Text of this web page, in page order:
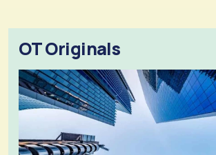
OT Originals